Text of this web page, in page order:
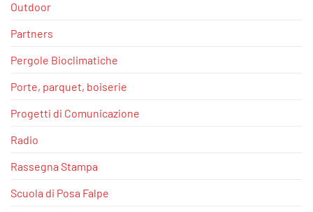
Outdoor
Partners
Pergole Bioclimatiche
Porte, parquet, boiserie
Progetti di Comunicazione
Radio
Rassegna Stampa
Scuola di Posa Falpe